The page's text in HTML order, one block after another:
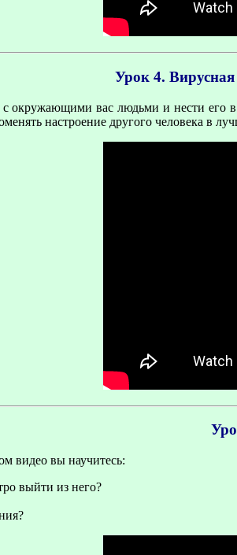
Урок 4. Вирусная
с окружающими вас людьми и нести
настроение другого человека в
видео вы научитесь:
выйти из него?